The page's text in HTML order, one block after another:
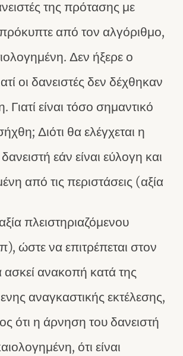
της πρότασης με
από τον αλγόριθμο,
Δεν ήξερε ο
οι δανειστές δεν δέχθηκαν
είναι τόσο σημαντικό
Διότι θα ελέγχεται η
εάν είναι εύλογη και
από τις περιστάσεις (αξία
πλειστηριαζόμενου
ώστε να επιτρέπεται στον
ασκεί ανακοπή κατά της
αναγκαστικής εκτέλεσης,
ότι η άρνηση του δανειστή
ότι είναι